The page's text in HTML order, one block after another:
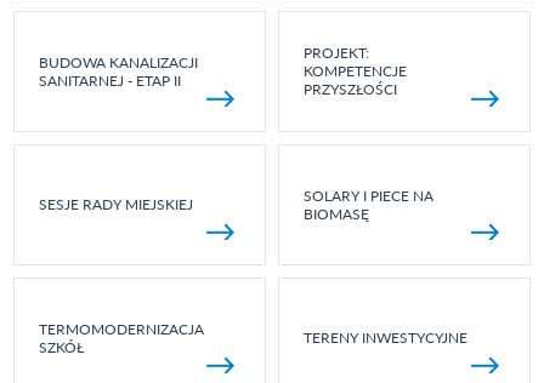
BUDOWA KANALIZACJI
SANITARNEJ - ETAP II
PROJEKT:
KOMPETENCJE
PRZYSZŁOŚCI
SESJE RADY MIEJSKIEJ
SOLARY I PIECE NA
BIOMASĘ
TERMOMODERNIZACJA
SZKÓŁ
TERENY INWESTYCYJNE